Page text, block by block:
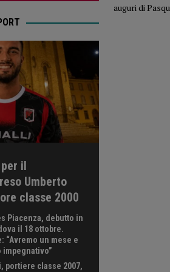
auguri di
il
Umberto
classe 2000
Piacenza, debutto in
il 18 ottobre.
“Avremo un mese e
impegnativo”
portiere classe 2007,